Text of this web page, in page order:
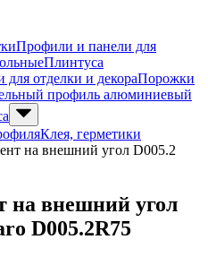
Профили и панели для
Плинтуса
для отделки и декораПорожки
профиль алюминиевый
Клея, герметики
на внешний угол D005.2
на внешний угол
D005.2R75